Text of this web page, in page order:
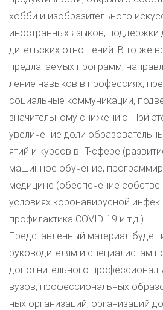
хобби и изобразительного
иностранных языков, поддержки
дительских отношений. В то же
предлагаемых программ,
ление навыков в профессиях,
социальные коммуникации,
значительному снижению. При
увеличение доли
ятий и курсов в IT-сфере
машинное обучение,
медицине (обеспечение
условиях коронавирусной
профилактика COVID-19 и т.д.).
Представленный материал будет
руководителям и специалистам
дополнительного
вузов, профессиональных
ных организаций, организаций